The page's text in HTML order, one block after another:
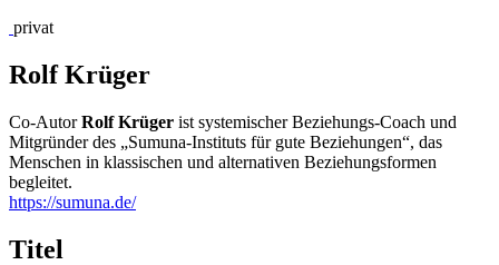
privat
Rolf Krüger
Co-AutorRolf Krüger ist systemischer Beziehungs-Coach und
Mitgründer des „Sumuna-Instituts für gute Beziehungen“, das
Menschen in klassischen und alternativen Beziehungsformen
begleitet.
https://sumuna.de/
Titel